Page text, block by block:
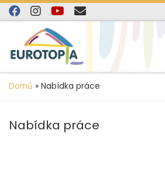
content
Skip to content
Domů » Nabídka práce
Nabídka práce